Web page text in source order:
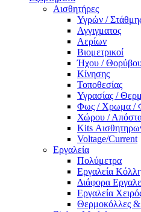
Αισθητήρες
Υγρών /
Αγγιγματος
Αερίων
Βιομετρικοί
Ήχου /
Κίνησης
Τοποθεσίας
Υγρασίας /
Φως / Χρωμα /
Χώρου /
Kits
Voltage/Current
Εργαλεία
Πολύμετρα
Εργαλεία
Διάφορα
Εργαλεία
Θερμοκόλλες &